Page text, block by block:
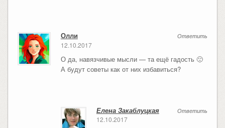
Ответить
Олли
12.10.2017
О да, навязчивые мысли — та ещё гадость 🙁
А будут советы как от них избавиться?
Ответить
Елена Закаблуцкая
12.10.2017